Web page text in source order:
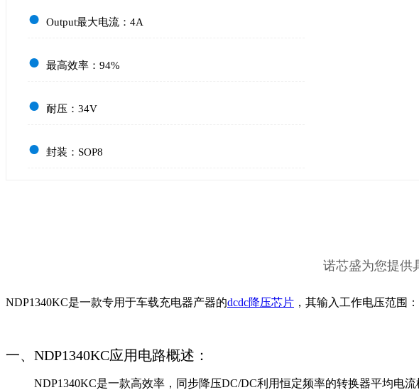
● Output最大电流：4A
● 最高效率：94%
● 耐压：34V
● 封装：SOP8
诺芯盛为您提供
NDP1340KC是一款专用于车载充电器产器的dcdc降压芯片 ，其输入工作电压范围
一、NDP1340KC应用电路概述：
NDP1340KC是一款高效率，同步降压DC/DC利用恒定频率的转换器平均电流